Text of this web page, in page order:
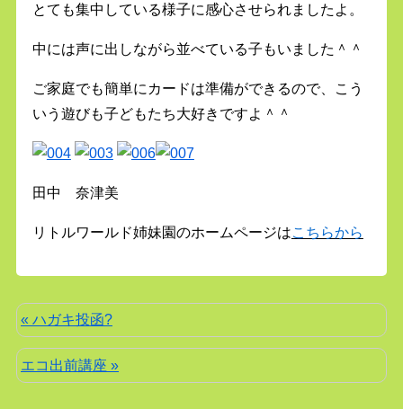
とても集中している様子に感心させられましたよ。
中には声に出しながら並べている子もいました＾＾
ご家庭でも簡単にカードは準備ができるので、こう
いう遊びも子どもたち大好きですよ＾＾
田中 奈津美
リトルワールド姉妹園のホームページはこちらから
« ハガキ投函?
エコ出前講座 »